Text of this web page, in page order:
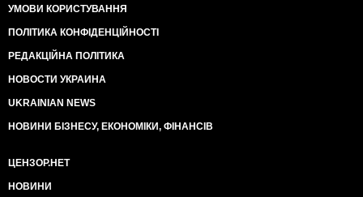
УМОВИ КОРИСТУВАННЯ
ПОЛІТИКА КОНФІДЕНЦІЙНОСТІ
РЕДАКЦІЙНА ПОЛІТИКА
НОВОСТИ УКРАИНА
UKRAINIAN NEWS
НОВИНИ БІЗНЕСУ, ЕКОНОМІКИ, ФІНАНСІВ
ЦЕНЗОР.НЕТ
НОВИНИ